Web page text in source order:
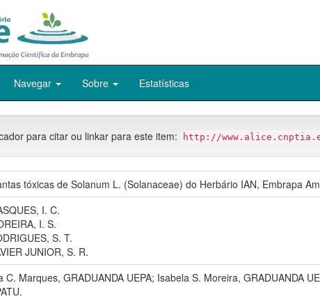
Navegar Sobre Estatísticas
para citar ou linkar para este item: http://
tóxicas de Solanum L. (Solanaceae) do Herbário IAN, Embrapa
I. C.
I. S.
S. T.
JUNIOR, S. R.
C. Marques, GRADUANDA UEPA; Isabela S. Moreira, GRADUANDA